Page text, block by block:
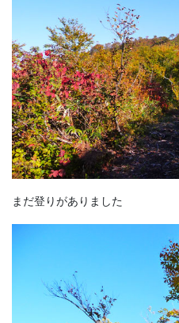
まだ登りがありました